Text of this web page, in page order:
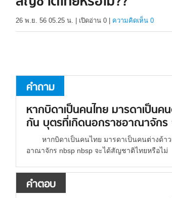
26 พ.ย. 56 05.25 น. เปิดอ่าน 0 ความคิดเห็น 0
คำถาม
หากบิดาเป็นคนไทย มารดาเป็นค
กัน บุตรที่เกิดนอกราชอาณาจักร
หากบิดาเป็นคนไทย มารดาเป็นคนต่างด้า
อาณาจักร nbsp nbsp จะได้สัญชาติไทยหรือไม่
คำตอบ